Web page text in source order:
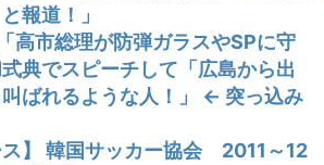
報道！」
高市総理が防弾ガラスやSPに守
典でスピーチして「広島から出
ばれるような人！」 ← 突っ込み
ス】 韓国サッカー協会 2011～12